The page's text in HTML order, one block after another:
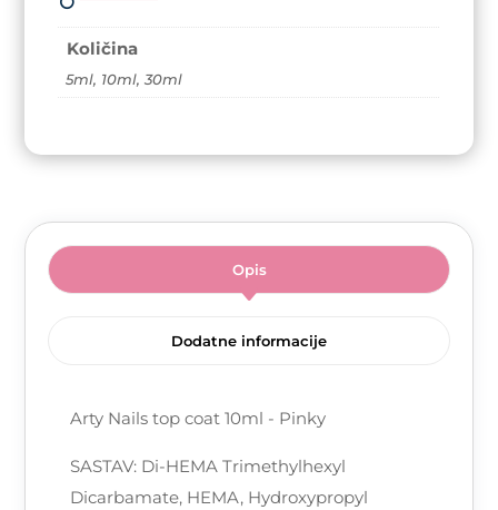
Količina
5ml, 10ml, 30ml
Opis
Dodatne informacije
Arty Nails top coat 10ml - Pinky
SASTAV: Di-HEMA Trimethylhexyl
Dicarbamate, HEMA, Hydroxypropyl